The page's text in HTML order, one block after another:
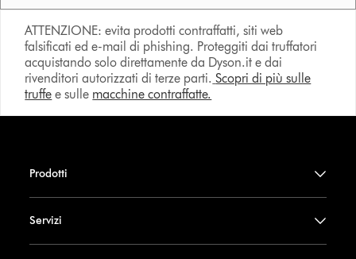
ATTENZIONE: evita prodotti contraffatti, siti web
falsificati ed e-mail di phishing. Proteggiti dai truffatori
acquistando solo direttamente da Dyson.it e dai
rivenditori autorizzati di terze parti. Scopri di più sulle
truffe e sulle macchine contraffatte.
Prodotti
Servizi